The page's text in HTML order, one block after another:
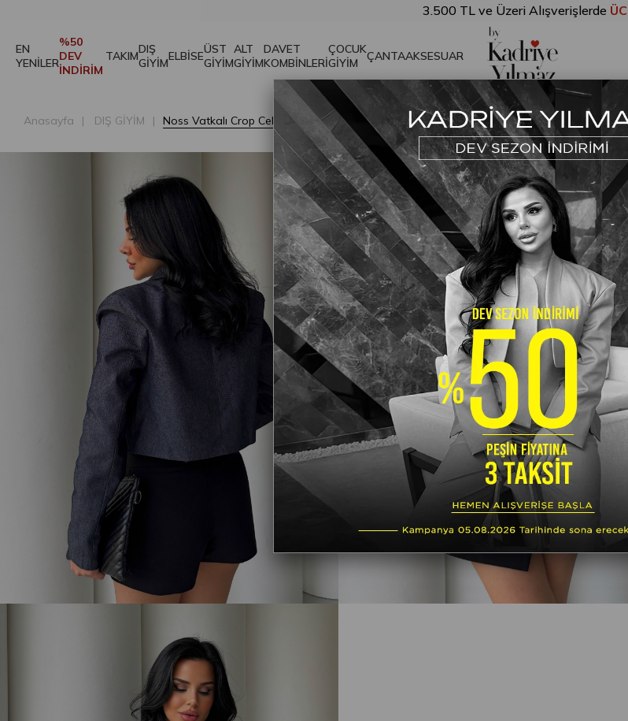
3.500 TL ve Üzeri Alışverişlerde
EN
YENİLER
%50
DEV
İNDİRİM
TAKIMDIŞ
GİYİMELBİSEÜST
GİYİM
ALT
GİYİM
DAVET
KOMBİNLERİ
ÇOCUK
GİYİM
ÇANTAAKSESUAR
Anasayfa DIŞ GİYİM Noss Vatkalı Crop Ceket Lacivert